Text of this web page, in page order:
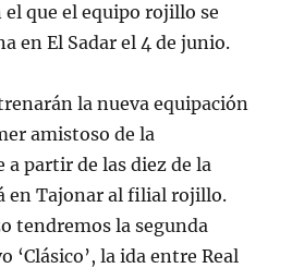
que el equipo rojillo se
en El Sadar el 4 de junio.
la nueva equipación
amistoso de la
a partir de las diez de la
en Tajonar al filial rojillo.
tendremos la segunda
‘Clásico’, la ida entre Real